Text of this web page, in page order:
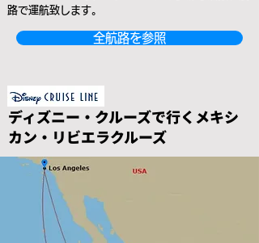
路で運航致します。
全航路を参照
ディズニー・クルーズで行くメキシ
カン・リビエラクルーズ